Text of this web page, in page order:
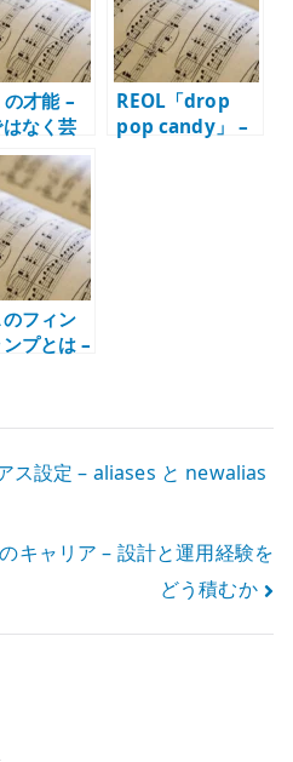
才能 –
なく芸
ての表
REOL「drop
pop candy」 –
フィン
プとは –
える
ス設定 – aliases と newalias
キャリア – 設計と運用経験を
どう積むか